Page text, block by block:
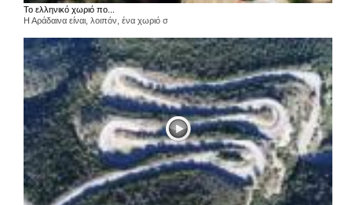
Το ελληνικό χωριό πο...
Η Αράδαινα είναι, λοιπόν, ένα χωριό σ